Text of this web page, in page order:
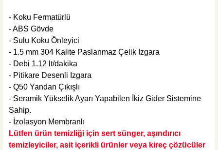
Sepete Ekle
Weber Yapı Kimyasalları
Weber DRY SS-8 Yalıtım Harcı (25 KG TOZ+ 10 KG SIVI)
966,10 TL
ÜRÜN TÜKENDİ
- Koku Fermatürlü
- ABS Gövde
- Sulu Koku Önleyici
- 1.5 mm 304 Kalite Paslanmaz Çelik Izgara
- Debi 1.12 lt/dakika
- Pitikare Desenli Izgara
- Q50 Yandan Çıkışlı
- Seramik Yükselik Ayarı Yapabilen İkiz Gider Sistemine
Sahip.
- İzolasyon Membranlı
Lütfen ürün temizliği için sert sünger, aşındırıcı
temizleyiciler, asit içerikli ürünler veya kireç çözücüler